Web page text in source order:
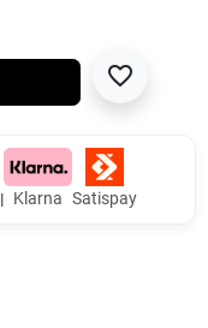
favorite_border
Klarna Satispay